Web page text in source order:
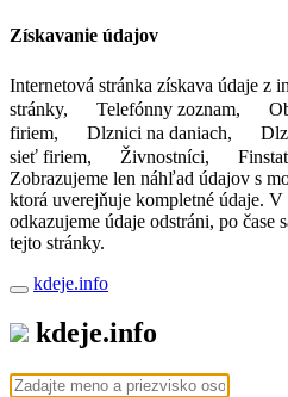
Získavanie údajov
Internetová stránka získava údaje z
stránky,
Telefónny zoznam,
firiem,
Dlznici na daniach,
sieť firiem,
Živnostníci,
Zobrazujeme len náhľad údajov s
ktorá uverejňuje kompletné údaje. V
odkazujeme údaje odstráni, po čase
tejto stránky.
kdeje.info
kdeje.info